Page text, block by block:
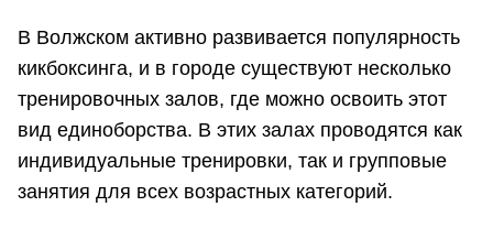
В Волжском активно развивается популярность
кикбоксинга, и в городе существуют несколько
тренировочных залов, где можно освоить этот
вид единоборства. В этих залах проводятся как
индивидуальные тренировки, так и групповые
занятия для всех возрастных категорий.